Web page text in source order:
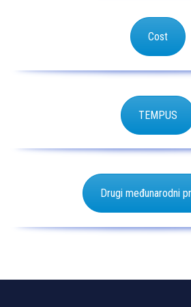
Cost
TEMPUS
Drugi međunarodni